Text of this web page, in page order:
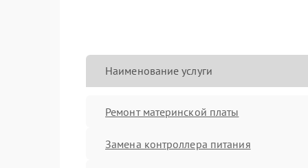
Наименование услуги
Ремонт материнской платы
Замена контроллера питания